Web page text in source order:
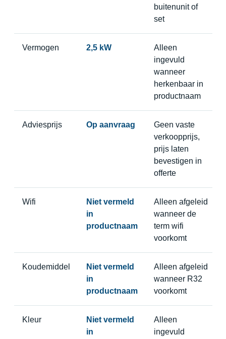
buitenunit of
set
Vermogen 2,5 kW
Alleen
ingevuld
wanneer
herkenbaar in
productnaam
Adviesprijs Op aanvraag
Geen vaste
verkoopprijs,
prijs laten
bevestigen in
offerte
Wifi
Niet vermeld
in
productnaam
Alleen afgeleid
wanneer de
term wifi
voorkomt
Koudemiddel
Niet vermeld
in
productnaam
Alleen afgeleid
wanneer R32
voorkomt
Kleur
Niet vermeld
in
Alleen
ingevuld